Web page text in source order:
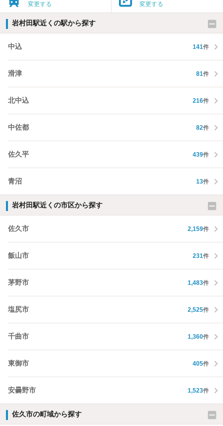
変更する 変更する
岩村田駅近くの駅から探す
中込 141件
滑津 81件
北中込 216件
中佐都 82件
佐久平 439件
青沼 13件
岩村田駅近くの市区から探す
佐久市 2,159件
飯山市 231件
茅野市 1,483件
塩尻市 2,525件
千曲市 1,360件
東御市 405件
安曇野市 1,523件
佐久市の町域から探す